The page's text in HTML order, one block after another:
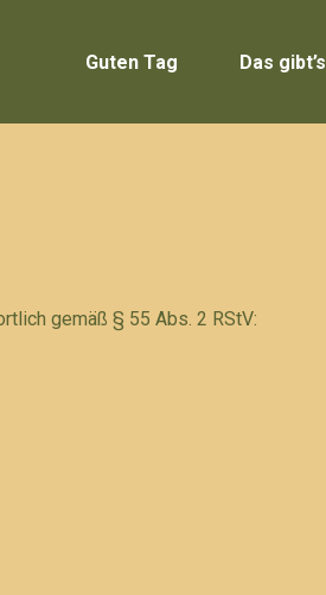
Guten Tag Das gibt’s
gemäß § 55 Abs. 2 RStV: